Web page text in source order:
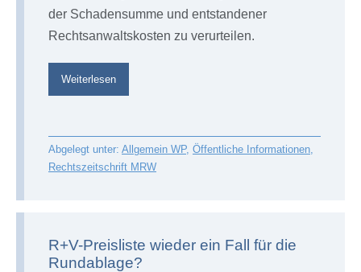
der Schadensumme und entstandener
Rechtsanwaltskosten zu verurteilen.
WeiterlesenMietwagenrecht§wi§§en
aktuell
Abgelegt unter: Allgemein WP, Öffentliche Informationen,
Rechtszeitschrift MRW
R+V-Preisliste wieder ein Fall für die
Rundablage?